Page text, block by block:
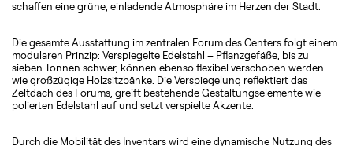
schaffen eine grüne, einladende Atmosphäre im Herzen der Stadt.
Die gesamte Ausstattung im zentralen Forum des Centers folgt einem
modularen Prinzip: Verspiegelte Edelstahl – Pflanzgefäße, bis zu
sieben Tonnen schwer, können ebenso flexibel verschoben werden
wie großzügige Holzsitzbänke. Die Verspiegelung reflektiert das
Zeltdach des Forums, greift bestehende Gestaltungselemente wie
polierten Edelstahl auf und setzt verspielte Akzente.
Durch die Mobilität des Inventars wird eine dynamische Nutzung des